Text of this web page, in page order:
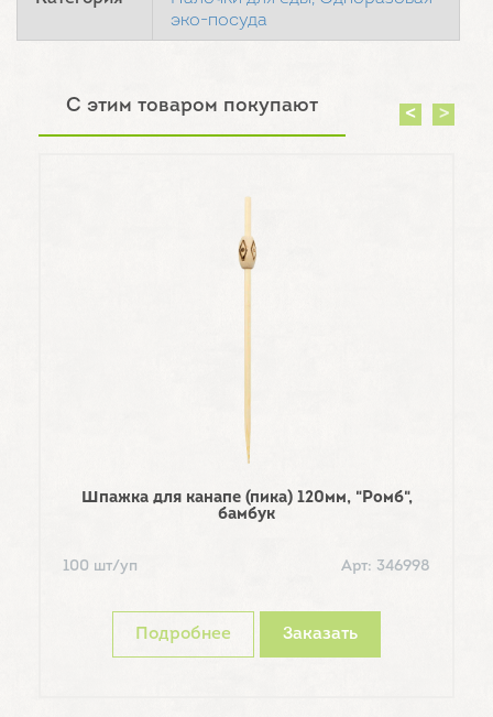
эко-посуда
С этим товаром покупают
Шпажка для канапе (пика) 120мм, "Ромб",
бамбук
100 шт/уп Арт: 346998
Подробнее Заказать